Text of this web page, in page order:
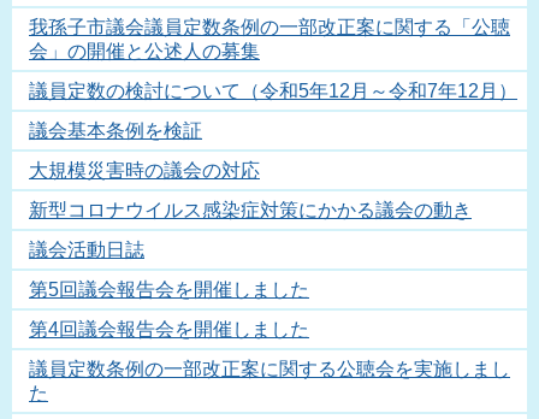
我孫子市議会議員定数条例の一部改正案に関する「公聴
会」の開催と公述人の募集
議員定数の検討について（令和5年12月～令和7年12月）
議会基本条例を検証
大規模災害時の議会の対応
新型コロナウイルス感染症対策にかかる議会の動き
議会活動日誌
第5回議会報告会を開催しました
第4回議会報告会を開催しました
議員定数条例の一部改正案に関する公聴会を実施しまし
た